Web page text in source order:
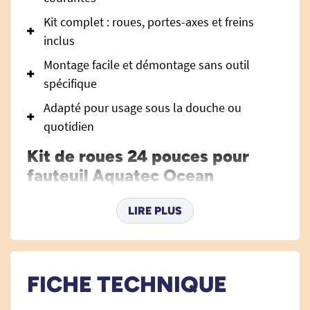
Kit complet : roues, portes-axes et freins
inclus
Montage facile et démontage sans outil
spécifique
Adapté pour usage sous la douche ou
quotidien
Kit de roues 24 pouces pour
fauteuil Aquatec Ocean
Invacare : transformez votre
fauteuil d’hygiène en version
pour améliorer la polyvalence et l’autonomie
d’un fauteuil roulant ou d’une chaise de douche
LIRE PLUS
FICHE TECHNIQUE